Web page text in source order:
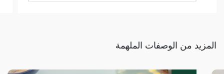
المزيد من الوصفات الملهمة